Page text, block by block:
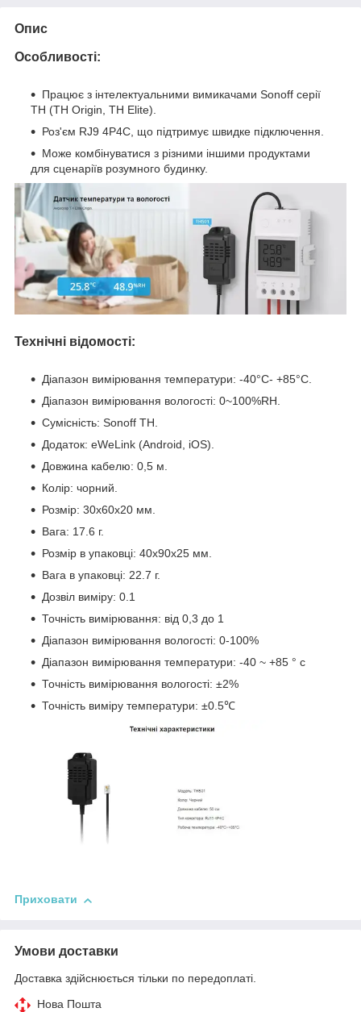
Опис
Особливості:
Працює з інтелектуальними вимикачами Sonoff серії
TH (TH Origin, TH Elite).
Роз'єм RJ9 4P4C, що підтримує швидке підключення.
Може комбінуватися з різними іншими продуктами
для сценаріїв розумного будинку.
Технічні відомості:
Діапазон вимірювання температури: -40°C- +85°C.
Діапазон вимірювання вологості: 0~100%RH.
Сумісність: Sonoff TH.
Додаток: eWeLink (Android, iOS).
Довжина кабелю: 0,5 м.
Колір: чорний.
Розмір: 30х60х20 мм.
Вага: 17.6 г.
Розмір в упаковці: 40х90х25 мм.
Вага в упаковці: 22.7 г.
Дозвіл виміру: 0.1
Точність вимірювання: від 0,3 до 1
Діапазон вимірювання вологості: 0-100%
Діапазон вимірювання температури: -40 ~ +85 ° с
Точність вимірювання вологості: ±2%
Точність виміру температури: ±0.5℃
Приховати
Умови доставки
Доставка здійснюється тільки по передоплаті.
Нова Пошта